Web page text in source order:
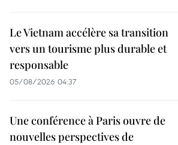
Le Vietnam accélère sa transition
vers un tourisme plus durable et
responsable
05/08/2026 04:37
Une conférence à Paris ouvre de
nouvelles perspectives de